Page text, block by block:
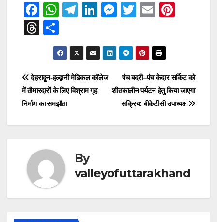
F
a
c
b
o
o
W
s
A
p
p
T
gr
a
m
Li
e
dI
n
M
e
n
g
er
T
er
E
st
T
hr
a
d
s
h
ar
e
Post
navigation
पंच बदरी–पंच केदार सर्किट को
शीतकालीन पर्यटन हेतु किया जाएगा
सक्रिय: बीकेटीसी उपाध्यक्ष
देहरादून-हल्द्वानी मेडिकल कॉलेज
में तीमारदारों के लिए विश्राम गृह
निर्माण का समझौता
By
valleyofuttarakhand